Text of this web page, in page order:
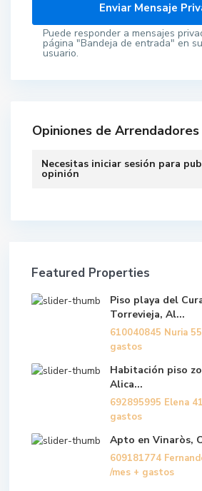
Puede responder a mensajes
página "Bandeja de entrada" en
usuario.
Opiniones de Arrendadores
Necesitas iniciar sesión para
opinión
Featured Properties
Piso playa del
Torrevieja, Al...
610040845 Nuria
gastos
Habitación piso
Alica...
692895995 Elena
gastos
Apto en Vinaròs,
609181774
/mes + gastos